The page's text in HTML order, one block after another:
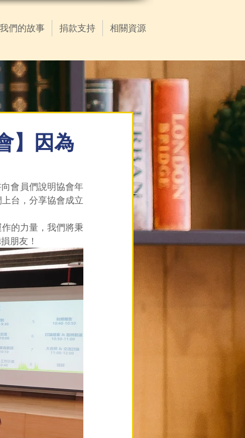
我們的故事 捐款支持 相關資源
】因為
會員們說明協會年
台，分享協會成立
的力量，我們將秉
朋友！